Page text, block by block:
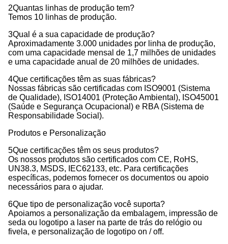
2Quantas linhas de produção tem?
Temos 10 linhas de produção.
3Qual é a sua capacidade de produção?
Aproximadamente 3.000 unidades por linha de produção,
com uma capacidade mensal de 1,7 milhões de unidades
e uma capacidade anual de 20 milhões de unidades.
4Que certificações têm as suas fábricas?
Nossas fábricas são certificadas com ISO9001 (Sistema
de Qualidade), ISO14001 (Proteção Ambiental), ISO45001
(Saúde e Segurança Ocupacional) e RBA (Sistema de
Responsabilidade Social).
Produtos e Personalização
5Que certificações têm os seus produtos?
Os nossos produtos são certificados com CE, RoHS,
UN38.3, MSDS, IEC62133, etc. Para certificações
específicas, podemos fornecer os documentos ou apoio
necessários para o ajudar.
6Que tipo de personalização você suporta?
Apoiamos a personalização da embalagem, impressão de
seda ou logotipo a laser na parte de trás do relógio ou
fivela, e personalização de logotipo on / off.